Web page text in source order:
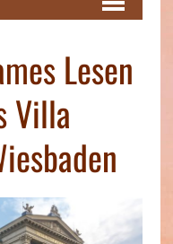
Lesen
Villa